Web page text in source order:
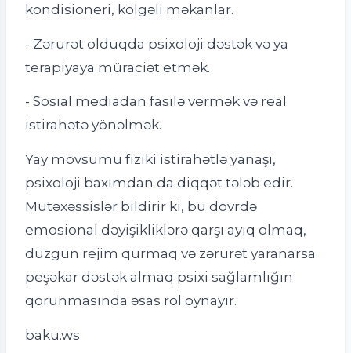
kondisioneri, kölgəli məkanlar.
- Zərurət olduqda psixoloji dəstək və ya
terapiyaya müraciət etmək.
- Sosial mediadan fasilə vermək və real
istirahətə yönəlmək.
Yay mövsümü fiziki istirahətlə yanaşı,
psixoloji baxımdan da diqqət tələb edir.
Mütəxəssislər bildirir ki, bu dövrdə
emosional dəyişikliklərə qarşı ayıq olmaq,
düzgün rejim qurmaq və zərurət yaranarsa
peşəkar dəstək almaq psixi sağlamlığın
qorunmasında əsas rol oynayır.
baku.ws